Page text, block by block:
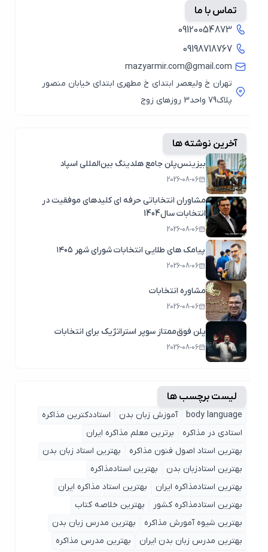
تماس با ما
09120054873
09198718767
mazyarmir.com@gmail.com
تهران خ ولیعصر ابتدای خ مطهری ابتدای خیابان منصور
پلاک79 واحد3 روزهای زوج
آخرین نوشته ها
بیزینس‌پلن جامع هلدینگ بین‌المللی اسپاد
2026-08-06
مشاوران انتخاباتی حرفه ای کلیدهای موفقیت در
انتخابات سال1404
2026-08-06
پیامک های طلایی انتخابات شورای شهر ۱۴۰۵
2026-08-06
مشاوره انتخابات
2026-08-06
پلن فوق‌ممتاز سوپر استراتژیک برای انتخابات
2026-08-06
لیست برچسب ها
body language آموزش زبان بدن
استاددکترین مذاکره
استادی در مذاکره
برترین معلم مذاکره ایران
بهترین استاد اصول ‌فنون مذاکره
بهترین استاد زبان بدن
بهترین استادزبان بدن
بهترین استادمذاکره
بهترین استادمذاکره ایران
بهترین استاد مذاکره ایران
بهترین استادمذاکره کشور
بهترین خلاصه کتاب
بهترین شیوه آمورش مذاکره
بهترین مدرس زبان بدن
بهترین مدرس زبان بدن ایران
بهترین مدرس مذاکره